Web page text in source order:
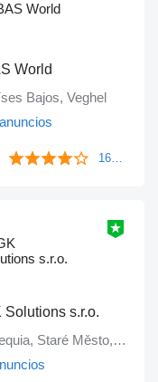
World
Bajos, Veghel
1643 reseñas
Solutions s.r.o.
Chequia, Staré Město, Praha